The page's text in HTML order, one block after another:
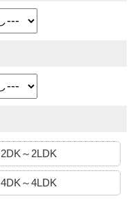
2DK～2LDK
4DK～4LDK